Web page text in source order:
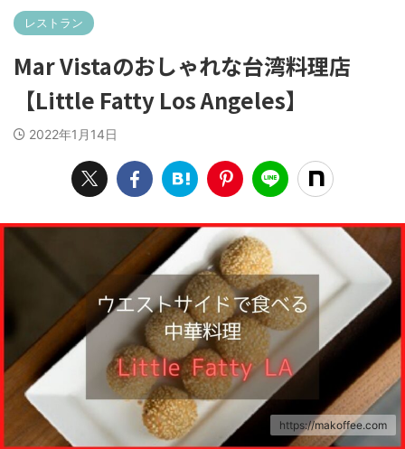
レストラン
Mar Vistaのおしゃれな台湾料理店
【Little Fatty Los Angeles】
2022年1月14日
https://makoffee.com